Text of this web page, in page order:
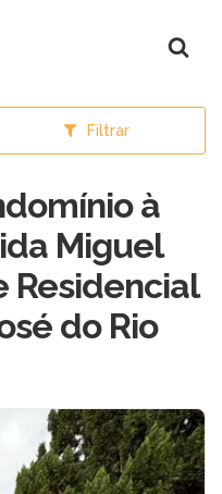
Filtrar
à
Miguel
Residencial
do Rio